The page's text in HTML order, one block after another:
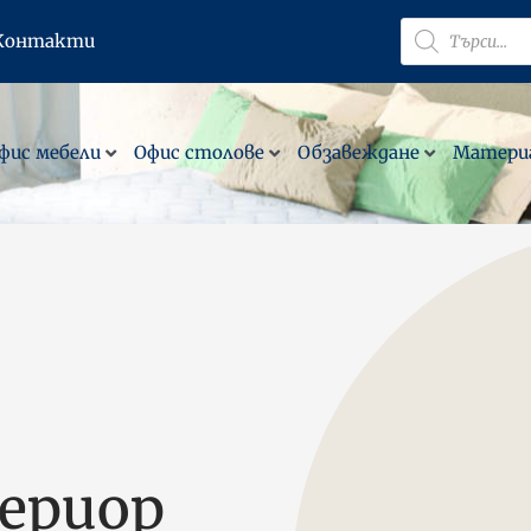
Products
search
мебели Офис столове Обзавеждане